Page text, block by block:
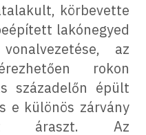
körbevette
lakónegyed
az
rokon
századelőn épült
e különös zárvány
áraszt. Az